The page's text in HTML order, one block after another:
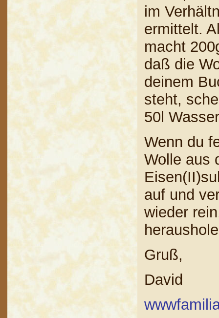
im
ermittelt.
macht
daß die
deinem
steht,
50l
Wenn du
Wolle aus
auf und
wieder
Gruß,
David